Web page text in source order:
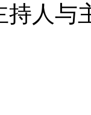
持人与